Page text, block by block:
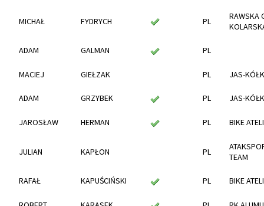
MICHAŁ FYDRYCH PL
RAWSKA
ADAM GALMAN PL
MACIEJ GIEŁZAK PL JAS-
ADAM GRZYBEK PL JAS-
JAROSŁAW HERMAN PL BIKE
JULIAN KAPŁON PL
TEAM
RAFAŁ KAPUŚCIŃSKI PL BIKE